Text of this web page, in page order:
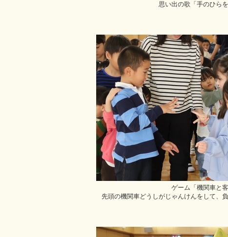
思い出の歌「手のひらを
ゲーム「機関車と客
先頭の機関車どうしがじゃんけんをして、